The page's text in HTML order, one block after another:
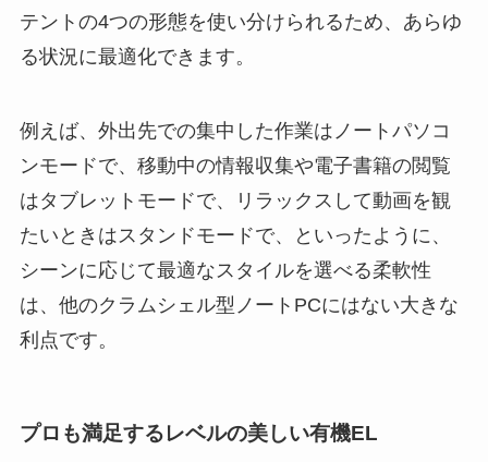
テントの4つの形態を使い分けられるため、あらゆ
る状況に最適化できます。
例えば、外出先での集中した作業はノートパソコ
ンモードで、移動中の情報収集や電子書籍の閲覧
はタブレットモードで、リラックスして動画を観
たいときはスタンドモードで、といったように、
シーンに応じて最適なスタイルを選べる柔軟性
は、他のクラムシェル型ノートPCにはない大きな
利点です。
プロも満足するレベルの美しい有機EL